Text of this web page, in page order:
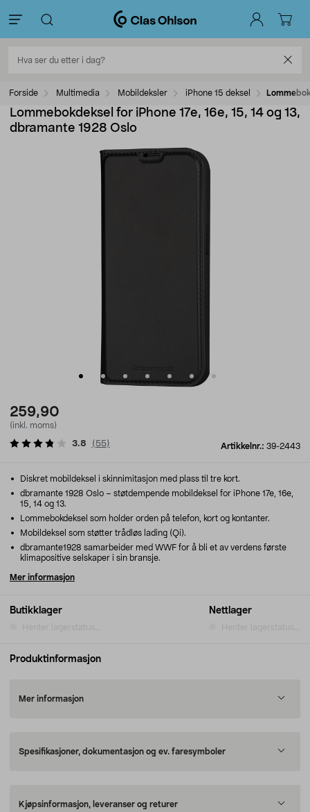
Forside Multimedia Mobildeksler iPhone 15 deksel
Lommebokdeksel for iPhone 17e, 16e, 15, 14 og 13,
dbramante 1928 Oslo
259,90
(inkl. moms)
Artikkelnr.: 39-2443
3.8 ( 55)
Butikklager
Henter lagerstatus...
Nettlager
Henter lagerstatus...
Diskret mobildeksel i skinnimitasjon med plass til tre kort.
dbramante 1928 Oslo – støtdempende mobildeksel for iPhone 17e, 16e,
15, 14 og 13.
Lommebokdeksel som holder orden på telefon, kort og kontanter.
Mobildeksel som støtter trådløs lading (Qi).
dbramante1928 samarbeider med WWF for å bli et av verdens første
klimapositive selskaper i sin bransje.
Mer informasjon
Produktinformasjon
Mer informasjon
Spesifikasjoner, dokumentasjon og ev. faresymboler
Kjøpsinformasjon, leveranser og returer